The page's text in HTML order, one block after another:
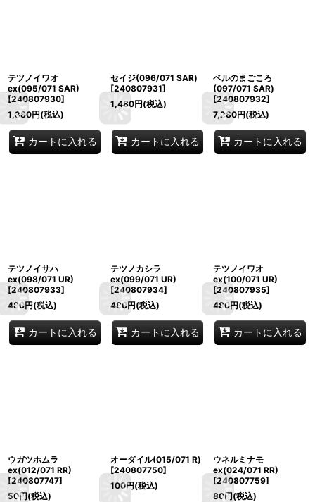
テツノイワオ
ex(095/071 SAR)
[240807930]
1,880円(税込)
カートに入れる
セイジ(096/071 SAR)
[240807931]
1,480円(税込)
カートに入れる
ベルのまごころ
(097/071 SAR)
[240807932]
7,280円(税込)
カートに入れる
テツノイサハ
ex(098/071 UR)
[240807933]
480円(税込)
カートに入れる
テツノカシラ
ex(099/071 UR)
[240807934]
480円(税込)
カートに入れる
テツノイワオ
ex(100/071 UR)
[240807935]
480円(税込)
カートに入れる
ウガツホムラ
ex(012/071 RR)
[240807747]
50円(税込)
オーダイル(015/071 R)
[240807750]
100円(税込)
ウネルミナモ
ex(024/071 RR)
[240807759]
80円(税込)